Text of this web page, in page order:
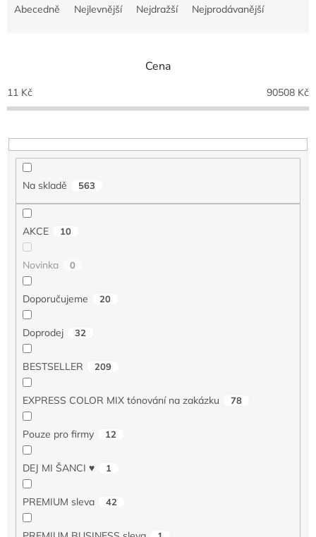
p
r
o
u
Abecedně Nejlevnější Nejdražší Nejprodávanější
Cena
11 Kč 90508 Kč
Na skladě 563
AKCE 10
Novinka 0
Doporučujeme 20
Doprodej 32
BESTSELLER 209
EXPRESS COLOR MIX tónování na zakázku 78
Pouze pro firmy 12
DEJ MI ŠANCI ♥ 1
PREMIUM sleva 42